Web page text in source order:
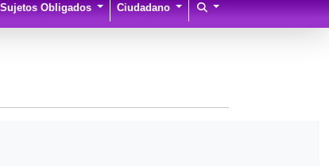
Sujetos Obligados Ciudadano